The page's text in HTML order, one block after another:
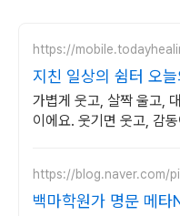
https://
지친 일상의 쉼터 오
링타임
가볍게 웃고, 살짝 울고,
이에요. 웃기면 웃고, 감
https://blog.naver.com/
백마학원가 명문 메타